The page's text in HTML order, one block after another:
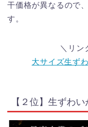
干価格が異なるので
す。
＼リン
大サイズ生ず
【２位】生ずわ